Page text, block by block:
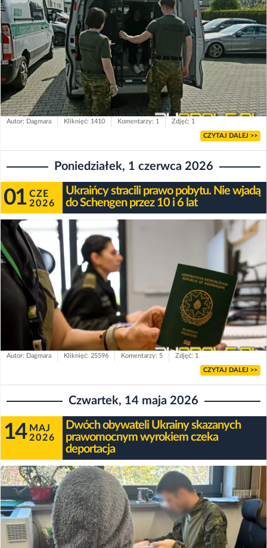
Autor: Dagmara Kliknięć: 1410 Komentarzy: 1 Zdjęć: 1
CZYTAJ DALEJ >>
Poniedziałek, 1 czerwca 2026
01 CZE
2026
Ukraińcy stracili prawo pobytu. Nie wjadą
do Schengen przez 10 i 6 lat
Autor: Dagmara Kliknięć: 25596 Komentarzy: 5 Zdjęć: 1
CZYTAJ DALEJ >>
Czwartek, 14 maja 2026
14 MAJ
2026
Dwóch obywateli Ukrainy skazanych
prawomocnym wyrokiem czeka
deportacja